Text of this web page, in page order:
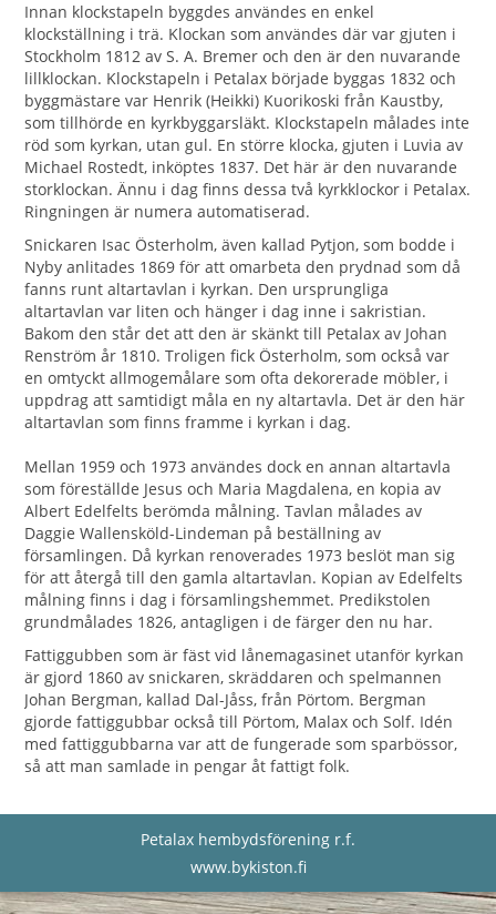
Innan klockstapeln byggdes användes en enkel
klockställning i trä. Klockan som användes där var gjuten i
Stockholm 1812 av S. A. Bremer och den är den nuvarande
lillklockan. Klockstapeln i Petalax började byggas 1832 och
byggmästare var Henrik (Heikki) Kuorikoski från Kaustby,
som tillhörde en kyrkbyggarsläkt. Klockstapeln målades inte
röd som kyrkan, utan gul. En större klocka, gjuten i Luvia av
Michael Rostedt, inköptes 1837. Det här är den nuvarande
storklockan. Ännu i dag finns dessa två kyrkklockor i Petalax.
Ringningen är numera automatiserad.
Snickaren Isac Österholm, även kallad Pytjon, som bodde i
Nyby anlitades 1869 för att omarbeta den prydnad som då
fanns runt altartavlan i kyrkan. Den ursprungliga
altartavlan var liten och hänger i dag inne i sakristian.
Bakom den står det att den är skänkt till Petalax av Johan
Renström år 1810. Troligen fick Österholm, som också var
en omtyckt allmogemålare som ofta dekorerade möbler, i
uppdrag att samtidigt måla en ny altartavla. Det är den här
altartavlan som finns framme i kyrkan i dag.
Mellan 1959 och 1973 användes dock en annan altartavla
som föreställde Jesus och Maria Magdalena, en kopia av
Albert Edelfelts berömda målning. Tavlan målades av
Daggie Wallensköld-Lindeman på beställning av
församlingen. Då kyrkan renoverades 1973 beslöt man sig
för att återgå till den gamla altartavlan. Kopian av Edelfelts
målning finns i dag i församlingshemmet. Predikstolen
grundmålades 1826, antagligen i de färger den nu har.
Fattiggubben som är fäst vid lånemagasinet utanför kyrkan
är gjord 1860 av snickaren, skräddaren och spelmannen
Johan Bergman, kallad Dal-Jåss, från Pörtom. Bergman
gjorde fattiggubbar också till Pörtom, Malax och Solf. Idén
med fattiggubbarna var att de fungerade som sparbössor,
så att man samlade in pengar åt fattigt folk.
Petalax hembydsförening r.f.
www.bykiston.fi